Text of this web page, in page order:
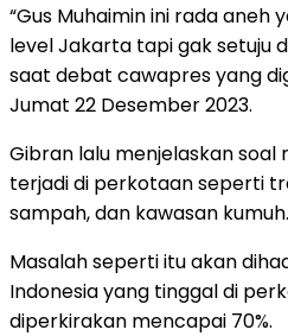
“Gus Muhaimin ini rada aneh
level Jakarta tapi gak setuju
saat debat cawapres yang
Jumat 22 Desember 2023.
Gibran lalu menjelaskan soal
terjadi di perkotaan seperti
sampah, dan kawasan kumuh.
Masalah seperti itu akan
Indonesia yang tinggal di
diperkirakan mencapai 70%.